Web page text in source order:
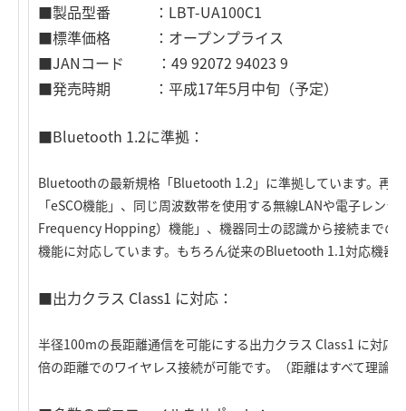
■製品型番 ：LBT-UA100C1
■標準価格 ：オープンプライス
■JANコード ：49 92072 94023 9
■発売時期 ：平成17年5月中旬（予定）
■Bluetooth 1.2に準拠：
Bluetoothの最新規格「Bluetooth 1.2」に準拠しています。再
「eSCO機能」、同じ周波数帯を使用する無線LANや電子レン
Frequency Hopping）機能」、機器同士の認識から接続まで
機能に対応しています。もちろん従来のBluetooth 1.1対応機器
■出力クラス Class1 に対応：
半径100mの長距離通信を可能にする出力クラス Class1 に対応
倍の距離でのワイヤレス接続が可能です。（距離はすべて理論